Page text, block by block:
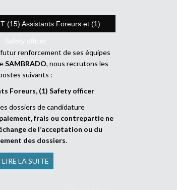
(15) Assistants Foreurs et (1)
Safety officer
futur renforcement de ses équipes
SAMBRADO, nous recrutons les
suivants :
Foreurs, (1) Safety officer
dossiers de candidature
frais ou contrepartie ne
de l’acceptation ou du
des dossiers.
LIRE LA SUITE